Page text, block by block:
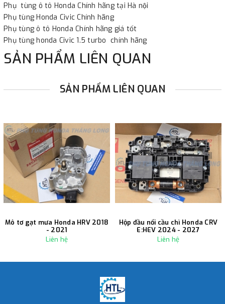
Phụ tùng ô tô Honda Chính hãng tại Hà nội
Phụ tùng Honda Civic Chính hãng
Phụ tùng ô tô Honda Chính hãng giá tốt
Phụ tùng honda Civic 1.5 turbo chính hãng
SẢN PHẨM LIÊN QUAN
SẢN PHẨM LIÊN QUAN
Mô tơ gạt mưa Honda HRV 2018
- 2021
Liên hệ
Hộp đầu nối cầu chì Honda CRV
E:HEV 2024 - 2027
Liên hệ